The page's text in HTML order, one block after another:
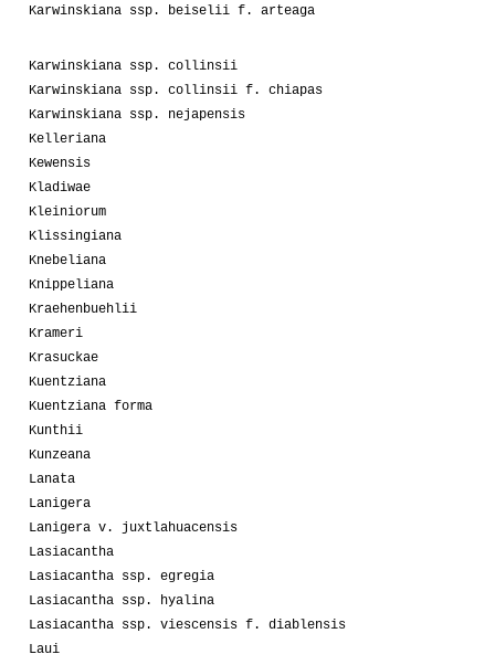
Karwinskiana ssp. beiselii f. arteaga
Karwinskiana ssp. collinsii
Karwinskiana ssp. collinsii f. chiapas
Karwinskiana ssp. nejapensis
Kelleriana
Kewensis
Kladiwae
Kleiniorum
Klissingiana
Knebeliana
Knippeliana
Kraehenbuehlii
Krameri
Krasuckae
Kuentziana
Kuentziana forma
Kunthii
Kunzeana
Lanata
Lanigera
Lanigera v. juxtlahuacensis
Lasiacantha
Lasiacantha ssp. egregia
Lasiacantha ssp. hyalina
Lasiacantha ssp. viescensis f. diablensis
Laui